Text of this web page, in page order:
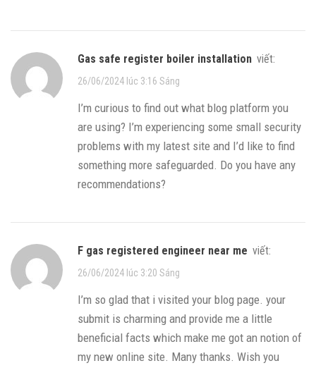
gas safe register boiler installation viết:
26/06/2024 lúc 3:16 Sáng
I’m curious to find out what blog platform you
are using? I’m experiencing some small security
problems with my latest site and I’d like to find
something more safeguarded. Do you have any
recommendations?
f gas registered engineer near me viết:
26/06/2024 lúc 3:20 Sáng
I’m so glad that i visited your blog page. your
submit is charming and provide me a little
beneficial facts which make me got an notion of
my new online site. Many thanks. Wish you